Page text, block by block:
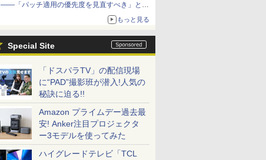
――「パッチ適用の優先度を見直すべき」とセ
もっと見る
Special Site
「ドスパラTV」の配信現場
に“PAD”撮影班が潜入!人気の
秘訣に迫る!!
Amazon プライムデー過去最
安! Anker注目プロジェクタ
ー3モデルを使ってみた
ハイグレードテレビ「TCL